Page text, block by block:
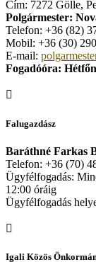
Cím: 7272 Gölle,
Polgármester:
Telefon: +36 (82)
Mobil: +36 (30)
E-mail:
Fogadóóra:
Falugazdász
Baráthné Farkas
Telefon: +36 (70)
Ügyfélfogadás:
12:00 óráig
Ügyfélfogadás
Igali Közös